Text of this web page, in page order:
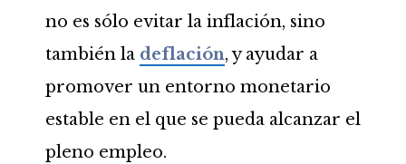
no es sólo evitar la inflación, sino
también la deflación, y ayudar a
promover un entorno monetario
estable en el que se pueda alcanzar el
pleno empleo.